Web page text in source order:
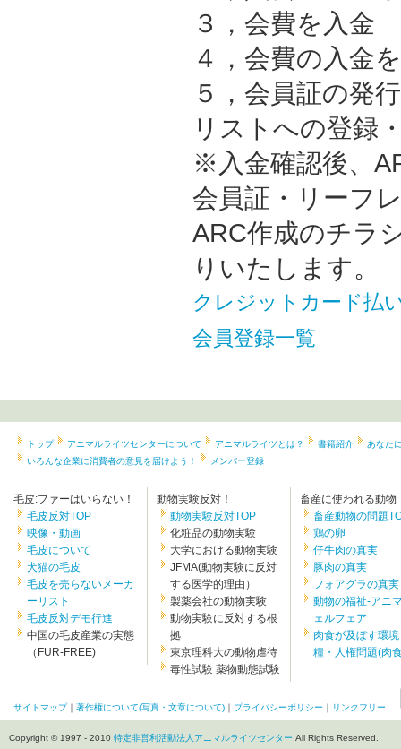
３，会費を入金
４，会費の入金
５，会員証の発
リストへの登録
※入金確認後、
会員証・リーフ
ARC作成のチラ
りいたします。
クレジットカード払
会員登録一覧
トップ アニマルライツセンターについて アニマルライツとは？ 書籍紹介
あなた
いろんな企業に消費者の意見を届けよう！
メンバー登録
毛皮:ファーはいらない！
毛皮反対TOP
映像・動画
毛皮について
犬猫の毛皮
毛皮を売らないメーカ
ーリスト
毛皮反対デモ行進
中国の毛皮産業の実態
（FUR-FREE)
動物実験反対！
動物実験反対TOP
化粧品の動物実験
大学における動物実験
JFMA(動物実験に反対
する医学的理由）
製薬会社の動物実験
動物実験に反対する根
拠
東京理科大の動物虐待
毒性試験 薬物動態試験
畜産に使われる動物
畜産動物の問題
鶏の卵
仔牛肉の真実
豚肉の真実
フォアグラの真実
動物の福祉-アニ
ェルフェア
肉食が及ぼす環
糧・人権問題(肉
サイトマップ｜ 著作権について(写真・文章について) ｜ プライバシーポリシー ｜ リンクフリー
Copyright © 1997 - 2010 特定非営利活動法人アニマルライツセンター All Rights Reserved.